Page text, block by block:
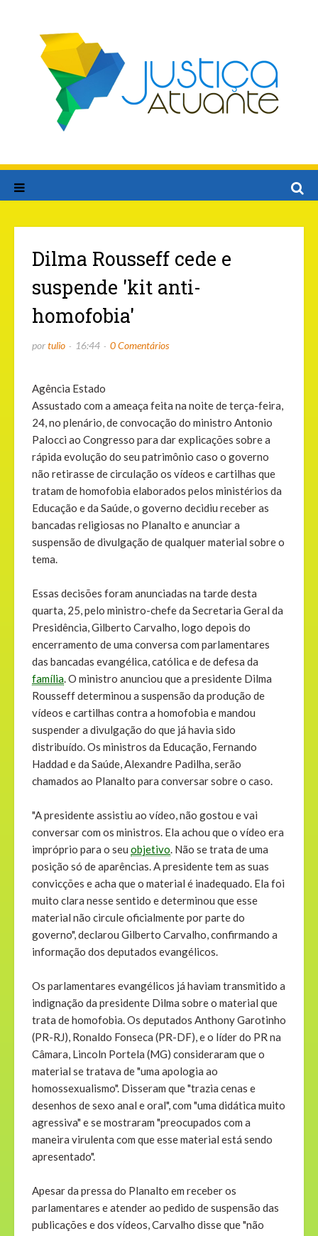
Dilma Rousseff cede e
suspende 'kit anti-
homofobia'
portulio 16:44 0 Comentários
Agência Estado
Assustado com a ameaça feita na noite de terça-feira,
24, no plenário, de convocação do ministro Antonio
Palocci ao Congresso para dar explicações sobre a
rápida evolução do seu patrimônio caso o governo
não retirasse de circulação os vídeos e cartilhas que
tratam de homofobia elaborados pelos ministérios da
Educação e da Saúde, o governo decidiu receber as
bancadas religiosas no Planalto e anunciar a
suspensão de divulgação de qualquer material sobre o
tema.
Essas decisões foram anunciadas na tarde desta
quarta, 25, pelo ministro-chefe da Secretaria Geral da
Presidência, Gilberto Carvalho, logo depois do
encerramento de uma conversa com parlamentares
das bancadas evangélica, católica e de defesa da
família. O ministro anunciou que a presidente Dilma
Rousseff determinou a suspensão da produção de
vídeos e cartilhas contra a homofobia e mandou
suspender a divulgação do que já havia sido
distribuído. Os ministros da Educação, Fernando
Haddad e da Saúde, Alexandre Padilha, serão
chamados ao Planalto para conversar sobre o caso.
"A presidente assistiu ao vídeo, não gostou e vai
conversar com os ministros. Ela achou que o vídeo era
impróprio para o seu objetivo. Não se trata de uma
posição só de aparências. A presidente tem as suas
convicções e acha que o material é inadequado. Ela foi
muito clara nesse sentido e determinou que esse
material não circule oficialmente por parte do
governo", declarou Gilberto Carvalho, confirmando a
informação dos deputados evangélicos.
Os parlamentares evangélicos já haviam transmitido a
indignação da presidente Dilma sobre o material que
trata de homofobia. Os deputados Anthony Garotinho
(PR-RJ), Ronaldo Fonseca (PR-DF), e o líder do PR na
Câmara, Lincoln Portela (MG) consideraram que o
material se tratava de "uma apologia ao
homossexualismo". Disseram que "trazia cenas e
desenhos de sexo anal e oral", com "uma didática muito
agressiva" e se mostraram "preocupados com a
maneira virulenta com que esse material está sendo
apresentado".
Apesar da pressa do Planalto em receber os
parlamentares e atender ao pedido de suspensão das
publicações e dos vídeos, Carvalho disse que "não